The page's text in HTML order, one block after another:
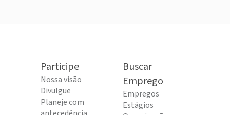
Participe
Nossa visão
Divulgue
Planeje com
Buscar
Emprego
Empregos
Estágios